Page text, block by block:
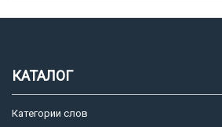
КАТАЛОГ
Категории слов